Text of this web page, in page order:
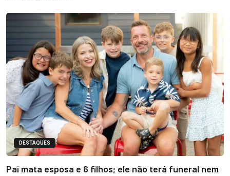
DESTAQUES
Pai mata esposa e 6 filhos; ele não terá funeral nem